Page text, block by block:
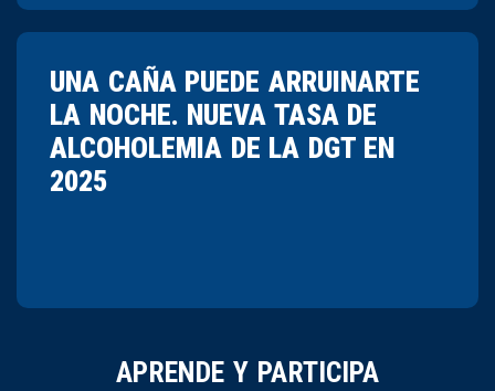
UNA CAÑA PUEDE ARRUINARTE
LA NOCHE. NUEVA TASA DE
ALCOHOLEMIA DE LA DGT EN
2025
APRENDE Y PARTICIPA